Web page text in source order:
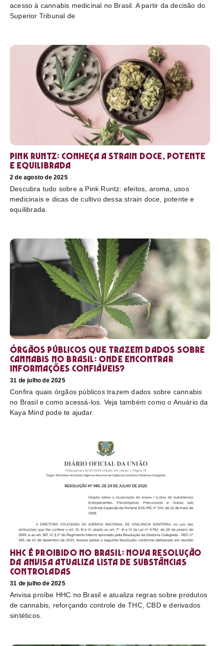
acesso à cannabis medicinal no Brasil. A partir da decisão do
Superior Tribunal de
Pink Runtz: conheça a strain doce, potente
e equilibrada
2 de agosto de 2025
Descubra tudo sobre a Pink Runtz: efeitos, aroma, usos
medicinais e dicas de cultivo dessa strain doce, potente e
equilibrada.
Órgãos públicos que trazem dados sobre
cannabis no Brasil: onde encontrar
informações confiáveis?
31 de julho de 2025
Confira quais órgãos públicos trazem dados sobre cannabis
no Brasil e como acessá-los. Veja também como o Anuário da
Kaya Mind pode te ajudar.
HHC é proibido no Brasil: nova resolução
da Anvisa atualiza lista de substâncias
controladas
31 de julho de 2025
Anvisa proíbe HHC no Brasil e atualiza regras sobre produtos
de cannabis, reforçando controle de THC, CBD e derivados
sintéticos.